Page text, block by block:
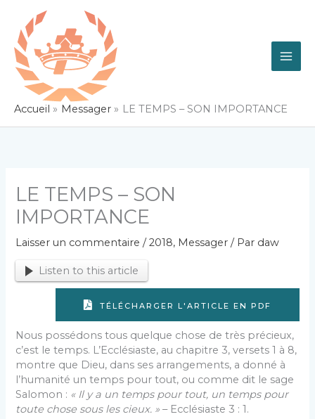
contenu
Accueil Messager LE TEMPS – SON IMPORTANCE
LE TEMPS – SON
IMPORTANCE
Laisser un commentaire /2018, Messager / Par daw
Listen to this article
TÉLÉCHARGER L'ARTICLE EN PDF
Nous possédons tous quelque chose de très précieux,
c’est le temps. L’Ecclésiaste, au chapitre 3, versets 1 à 8,
montre que Dieu, dans ses arrangements, a donné à
l’humanité un temps pour tout, ou comme dit le sage
Salomon : « Il y a un temps pour tout, un temps pour
toute chose sous les cieux. » – Ecclésiaste 3 : 1.